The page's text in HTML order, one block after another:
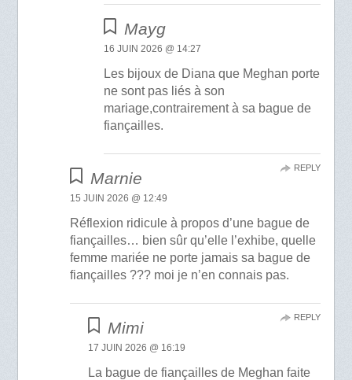
Mayg
16 JUIN 2026 @ 14:27
Les bijoux de Diana que Meghan porte
ne sont pas liés à son
mariage,contrairement à sa bague de
fiançailles.
Marnie
15 JUIN 2026 @ 12:49
Réflexion ridicule à propos d’une bague de
fiançailles… bien sûr qu’elle l’exhibe, quelle
femme mariée ne porte jamais sa bague de
fiançailles ??? moi je n’en connais pas.
REPLY
Mimi
17 JUIN 2026 @ 16:19
La bague de fiançailles de Meghan faite
REPLY